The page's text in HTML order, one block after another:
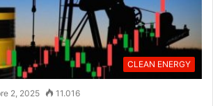
CLEAN ENERGY
2, 2025 11.016